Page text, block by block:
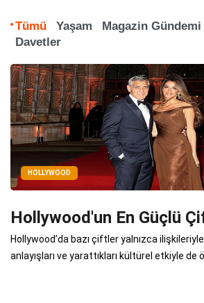
Tümü Yaşam Magazin Gündemi
Davetler
HOLLYWOOD
Hollywood'un En Güçlü
Hollywood’da bazı çiftler yalnızca
anlayışları ve yarattıkları kültürel etkiyle de